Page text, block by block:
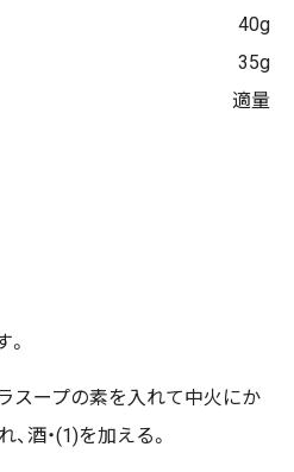
40g
35g
適量
スープの素を入れて中火にか
酒・(1)を加える。